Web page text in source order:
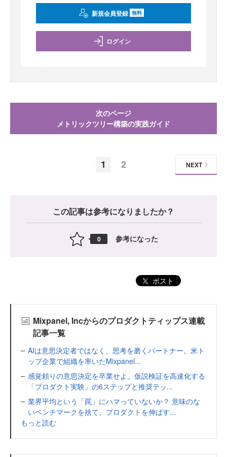
新規会員登録 無料
ログイン
次のページ
メトリックツリー構築の実践ガイド
1 2 NEXT
この記事は参考になりましたか？
0 参考になった
ポスト
Mixpanel, Incからのプロダクトティップス連載
記事一覧
AIは意思決定者ではなく、思考を磨くパートナー。米ト
ップ企業で組織を率いたMixpanel...
感覚頼りの意思決定を卒業せよ。仮説検証を高速化する
「プロダクト実験」の6ステップと推奨テッ...
業界平均という「罠」にハマっていないか？ 意味のな
いベンチマークを捨て、プロダクトを伸ばす...
もっと読む